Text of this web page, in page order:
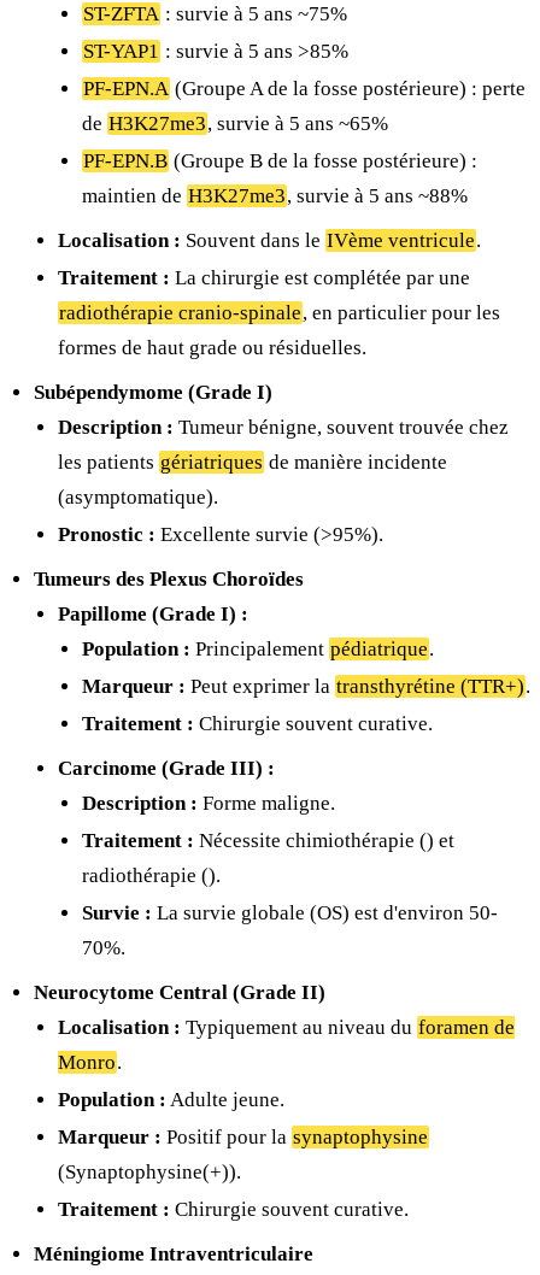
ST-ZFTA : survie à 5 ans ~75%
ST-YAP1 : survie à 5 ans >85%
PF-EPN.A (Groupe A de la fosse postérieure) : perte
de H3K27me3, survie à 5 ans ~65%
PF-EPN.B (Groupe B de la fosse postérieure) :
maintien de H3K27me3, survie à 5 ans ~88%
Localisation : Souvent dans le IVème ventricule.
Traitement : La chirurgie est complétée par une
radiothérapie cranio-spinale, en particulier pour les
formes de haut grade ou résiduelles.
Subépendymome (Grade I)
Description : Tumeur bénigne, souvent trouvée chez
les patients gériatriques de manière incidente
(asymptomatique).
Pronostic : Excellente survie (>95%).
Tumeurs des Plexus Choroïdes
Papillome (Grade I) :
Population : Principalement pédiatrique.
Marqueur : Peut exprimer la transthyrétine (TTR+).
Traitement : Chirurgie souvent curative.
Carcinome (Grade III) :
Description : Forme maligne.
Traitement : Nécessite chimiothérapie () et
radiothérapie ().
Survie : La survie globale (OS) est d'environ 50-
70%.
Neurocytome Central (Grade II)
Localisation : Typiquement au niveau du foramen de
Monro.
Population : Adulte jeune.
Marqueur : Positif pour la synaptophysine
(Synaptophysine(+)).
Traitement : Chirurgie souvent curative.
Méningiome Intraventriculaire